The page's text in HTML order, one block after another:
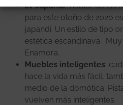
El ‘Japandi‘: hablar de las
para este otoño de 2020
japandi. Un estilo de tipo
estética escandinava.
Enamora.
Muebles inteligentes:
hace la vida más fácil,
medio de la domótica.
vuelven más inteligentes.